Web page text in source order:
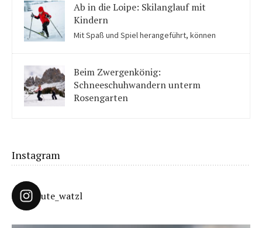
Ab in die Loipe: Skilanglauf mit
Kindern
Mit Spaß und Spiel herangeführt, können
Beim Zwergenkönig:
Schneeschuhwandern unterm
Rosengarten
Instagram
ute_watzl